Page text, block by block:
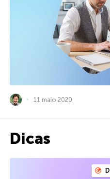
11 maio 2020
Dicas